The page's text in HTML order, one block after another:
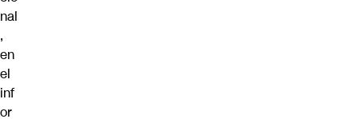
nal
,
en
el
inf
or